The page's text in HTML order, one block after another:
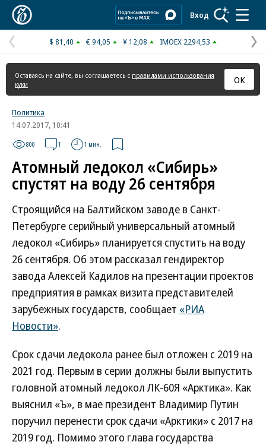
Вход
Предыдущая
страница
$ 81,40 € 94,05 ¥ 12,08 IMOEX 2294,53
Оставаясь на сайте, вы соглашаетесь с правилами использования
куки
ОК
Политика
14.07.2017, 10:41
800 1 1 мин.
Атомный ледокол «Сибирь»
спустят на воду 26 сентября
Строящийся на Балтийском заводе в Санкт-
Петербурге серийный универсальный атомный
ледокол «Сибирь» планируется спустить на воду
26 сентября. Об этом рассказал гендиректор
завода Алексей Кадилов на презентации проектов
предприятия в рамках визита представителей
зарубежных государств, сообщает «РИА
Новости».
Срок сдачи ледокола ранее был отложен с 2019 на
2021 год. Первым в серии должны были выпустить
головной атомный ледокол ЛК-60Я «Арктика». Как
выяснил «Ъ», в мае президент Владимир Путин
поручил перенести срок сдачи «Арктики» с 2017 на
2019 год. Помимо этого глава государства